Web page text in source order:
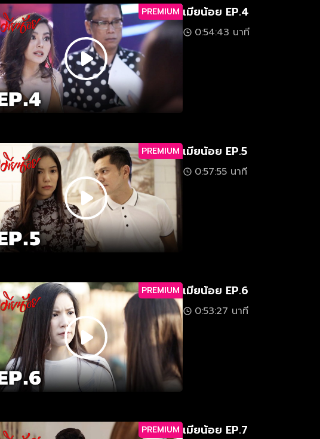
PREMIUM เมียน้อย EP.4
0:54:43 นาที
PREMIUM เมียน้อย EP.5
0:57:55 นาที
PREMIUM เมียน้อย EP.6
0:53:27 นาที
PREMIUM เมียน้อย EP.7